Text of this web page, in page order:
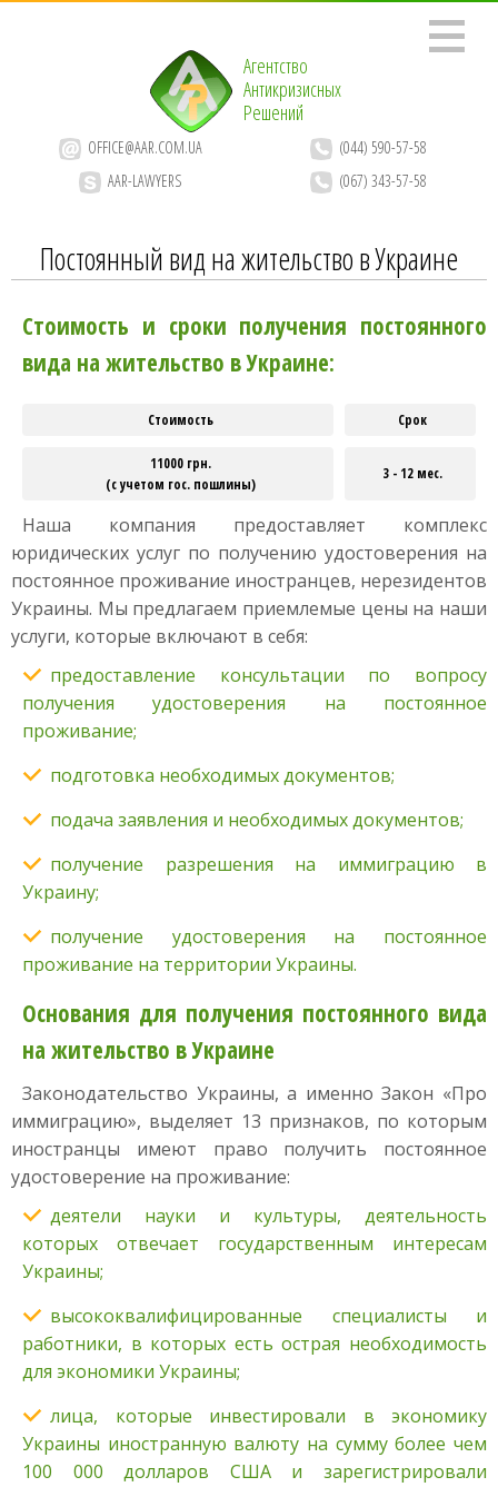
Агентство
Антикризисных
Решений
OFFICE@AAR.COM.UA
(044) 590-57-58
AAR-LAWYERS
(067) 343-57-58
Постоянный вид на жительство в Украине
Стоимость и сроки получения постоянного
вида на жительство в Украине:
Стоимость Срок
11000 грн.
(с учетом гос. пошлины)
3 - 12 мес.
Наша компания предоставляет комплекс
юридических услуг по получению удостоверения на
постоянное проживание иностранцев, нерезидентов
Украины. Мы предлагаем приемлемые цены на наши
услуги, которые включают в себя:
предоставление консультации по вопросу
получения удостоверения на постоянное
проживание;
подготовка необходимых документов;
подача заявления и необходимых документов;
получение разрешения на иммиграцию в
Украину;
получение удостоверения на постоянное
проживание на территории Украины.
Основания для получения постоянного вида
на жительство в Украине
Законодательство Украины, а именно Закон «Про
иммиграцию», выделяет 13 признаков, по которым
иностранцы имеют право получить постоянное
удостоверение на проживание:
деятели науки и культуры, деятельность
которых отвечает государственным интересам
Украины;
высококвалифицированные специалисты и
работники, в которых есть острая необходимость
для экономики Украины;
лица, которые инвестировали в экономику
Украины иностранную валюту на сумму более чем
100 000 долларов США и зарегистрировали